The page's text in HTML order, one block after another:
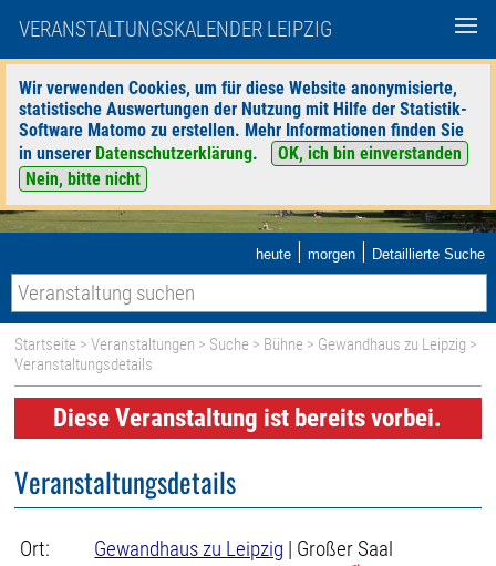
VERANSTALTUNGSKALENDER LEIPZIG
Wir verwenden Cookies, um für diese Website anonymisierte,
statistische Auswertungen der Nutzung mit Hilfe der Statistik-
Software Matomo zu erstellen. Mehr Informationen finden Sie
in unserer Datenschutzerklärung.
OK, ich bin einverstanden
Nein, bitte nicht
heute | morgen | Detaillierte Suche
Startseite >Veranstaltungen > Suche > Bühne > Gewandhaus zu Leipzig >
Veranstaltungsdetails
Diese Veranstaltung ist bereits vorbei.
Veranstaltungsdetails
Ort: Gewandhaus zu Leipzig | Großer Saal